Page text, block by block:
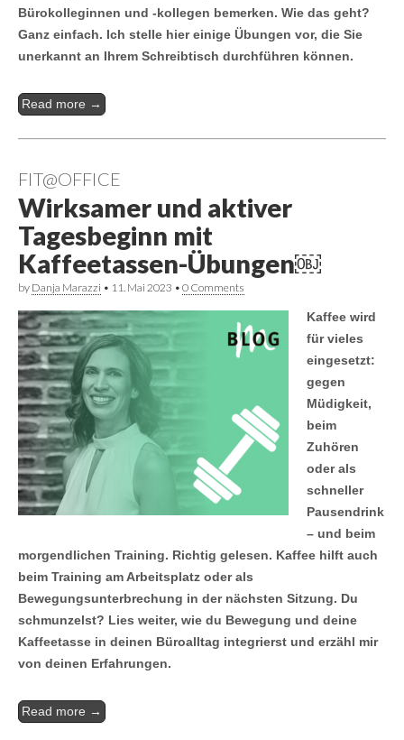
Bürokolleginnen und -kollegen bemerken. Wie das geht?
Ganz einfach. Ich stelle hier einige Übungen vor, die Sie
unerkannt an Ihrem Schreibtisch durchführen können.
Read more →
FIT@OFFICE
Wirksamer und aktiver
Tagesbeginn mit
Kaffeetassen-Übungen￼
by Danja Marazzi • 11. Mai 2023 • 0 Comments
Kaffee wird
für vieles
eingesetzt:
gegen
Müdigkeit,
beim
Zuhören
oder als
schneller
Pausendrink
– und beim
morgendlichen Training. Richtig gelesen. Kaffee hilft auch
beim Training am Arbeitsplatz oder als
Bewegungsunterbrechung in der nächsten Sitzung. Du
schmunzelst? Lies weiter, wie du Bewegung und deine
Kaffeetasse in deinen Büroalltag integrierst und erzähl mir
von deinen Erfahrungen.
Read more →